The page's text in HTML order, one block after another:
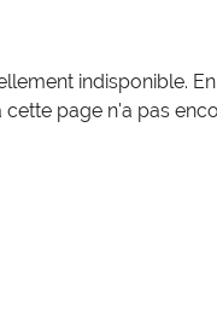
indisponible.
page n'a pas